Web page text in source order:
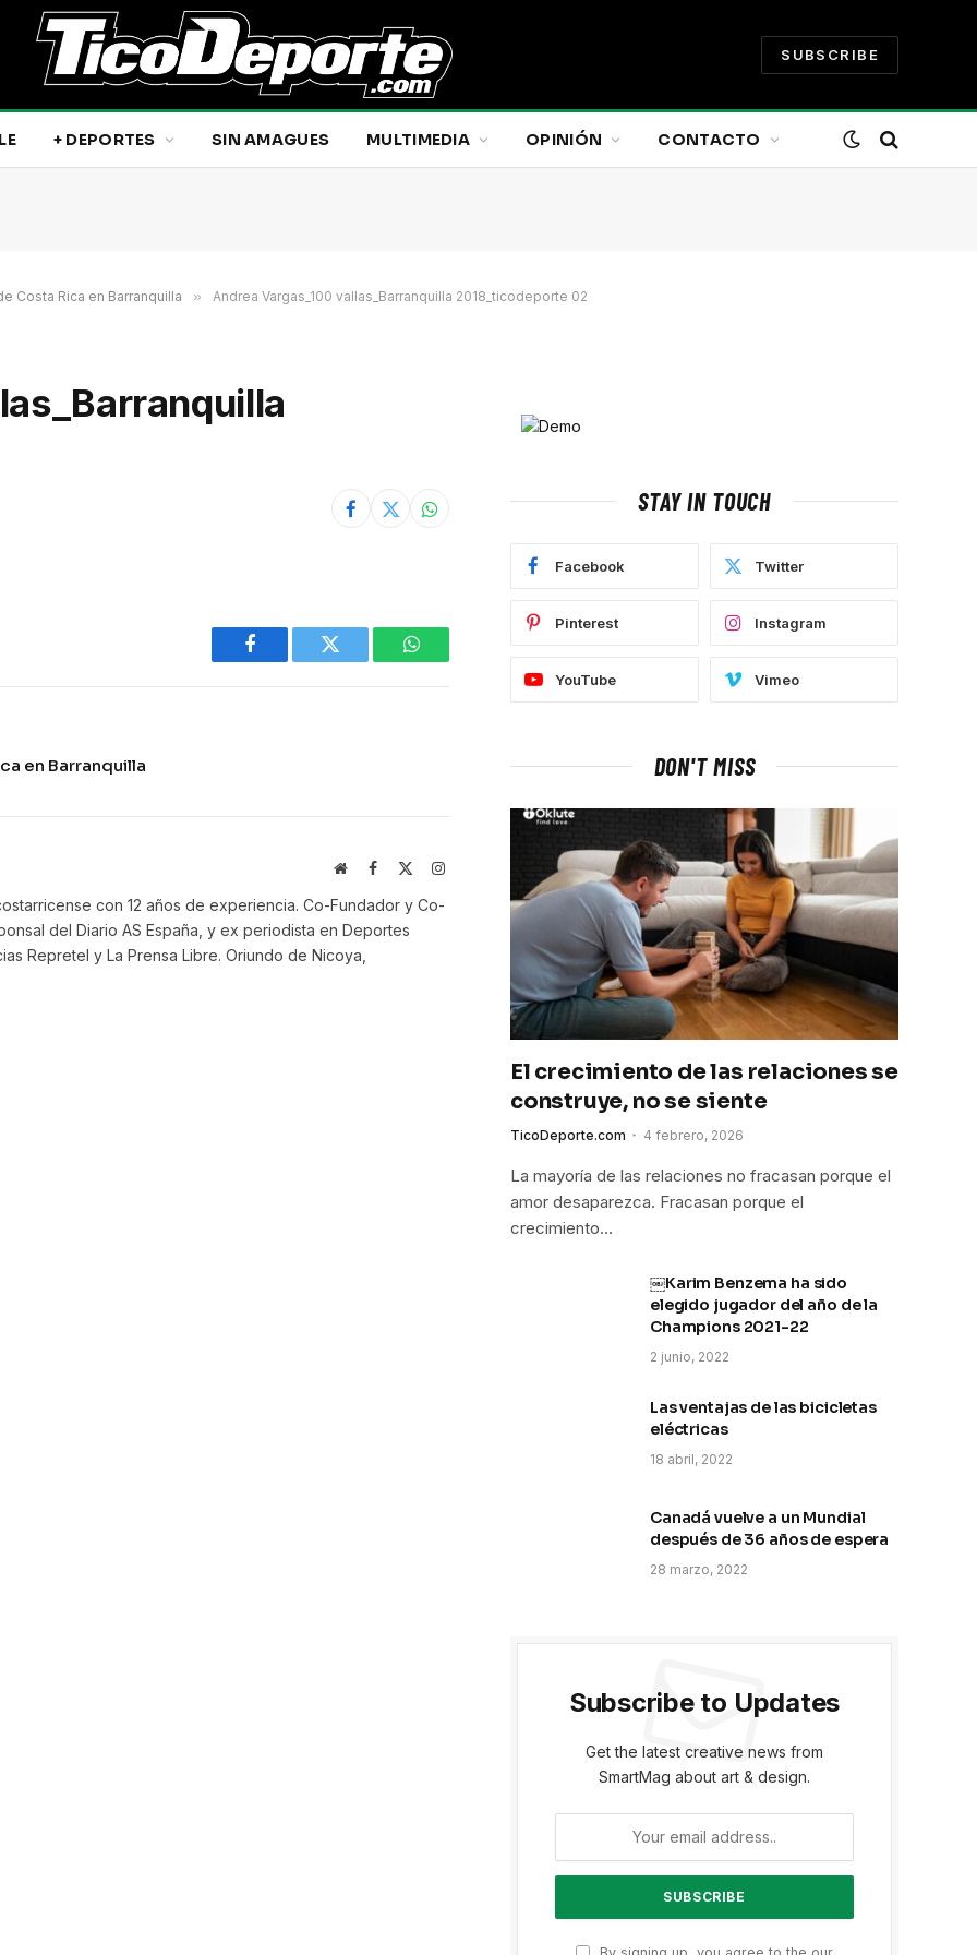
SUBSCRIBE
+ DEPORTES SIN AMAGUES MULTIMEDIA OPINIÓN CONTACTO
Costa Rica en Barranquilla » Andrea Vargas_100 vallas_Barranquilla 2018_ticodeporte 02
Facebook Twitter WhatsApp
en Barranquilla
WebsiteFacebook Instagram
con 12 años de experiencia. Co-Fundador y Co-
del Diario AS España, y ex periodista en Deportes
Repretel y La Prensa Libre. Oriundo de Nicoya,
STAY IN TOUCH
Facebook Twitter
Pinterest Instagram
YouTube Vimeo
DON'T MISS
El crecimiento de las relaciones se
construye, no se siente
TicoDeporte.com 4 febrero, 2026
La mayoría de las relaciones no fracasan porque el
amor desaparezca. Fracasan porque el
crecimiento…
￼Karim Benzema ha sido
elegido jugador del año de la
Champions 2021-22
2 junio, 2022
Las ventajas de las bicicletas
eléctricas
18 abril, 2022
Canadá vuelve a un Mundial
después de 36 años de espera
28 marzo, 2022
Subscribe to Updates
Get the latest creative news from
SmartMag about art & design.